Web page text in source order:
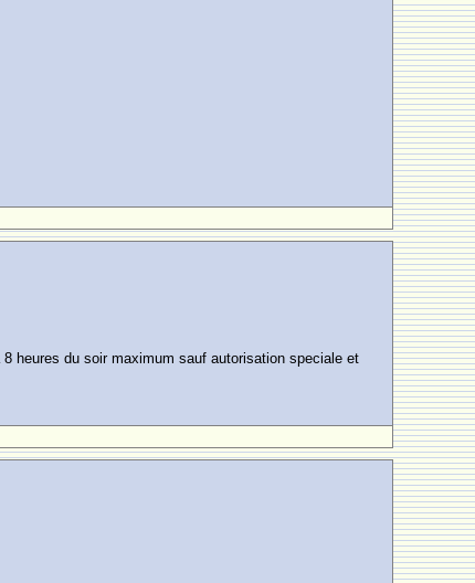
heures du soir maximum sauf autorisation speciale et